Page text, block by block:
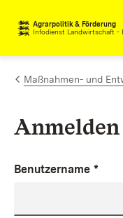
Zum Inhalt
Agrarpolitik & Förderung
Infodienst Landwirtschaft -
Maßnahmen- und
Anmelden
Benutzername *